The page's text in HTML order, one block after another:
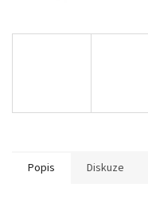
Popis Diskuze